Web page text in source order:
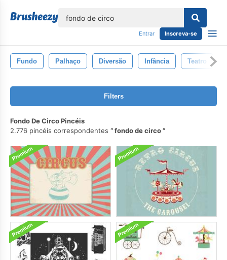
Entrar Inscreva-se
Fundo Palhaço Diversão Infância Teatro
Filters
Fondo De Circo Pincéis
2.776 pincéis correspondentes
fondo de circo